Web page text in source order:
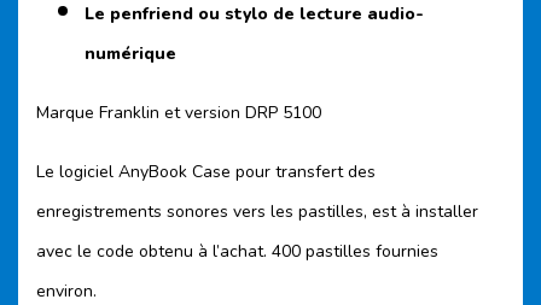
Le penfriend ou stylo de lecture audio-
numérique
Marque Franklin et version DRP 5100
Le logiciel AnyBook Case pour transfert des
enregistrements sonores vers les pastilles, est à installer
avec le code obtenu à l’achat. 400 pastilles fournies
environ.